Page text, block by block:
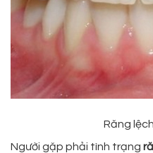
Răng
Người gặp phải tình trạng